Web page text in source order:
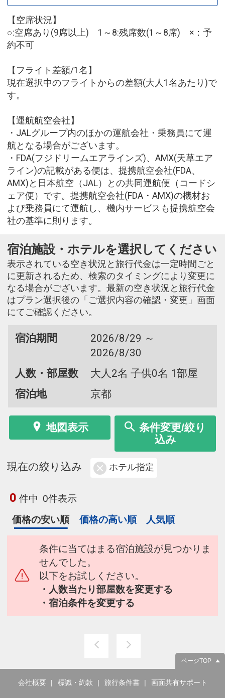
【空席状況】
○:空席あり(9席以上) 1～8:残席数(1～8席) ×：予
約不可
【フライト差額/1名】
現在選択中のフライトからの差額(大人1名あたり)で
す。
【運航航空会社】
・JALグループ内のほかの運航会社・乗務員にて運
航となる場合がございます。
・FDA(フジドリームエアラインズ)、AMX(天草エア
ライン)の記載がある便は、提携航空会社(FDA、
AMX)と日本航空（JAL）との共同運航便（コードシ
ェア便）です。提携航空会社(FDA・AMX)の機材お
よび乗務員にて運航し、機内サービスも提携航空会
社の基準に則ります。
宿泊施設・ホテルを選択してください
表示されている空き状況と旅行代金は一定時間ごと
に更新されるため、検索のタイミングにより変更に
なる場合がございます。最新の空き状況と旅行代金
はプラン選択後の「ご選択内容の確認・変更」画面
にてご確認ください。
宿泊期間
2026/8/29 ～
2026/8/30
人数・部屋数
大人2名 子供0名 1部屋
宿泊地
京都
地図表示
条件変更/絞り
込み
現在の絞り込み ホテル指定
0 件中 0件表示
価格の安い順
価格の高い順 人気順
条件に当てはまる宿泊施設が見つかりま
せんでした。
以下をお試しください。
・人数当たり部屋数を変更する
・宿泊条件を変更する
ページTOP
会社概要 標識・約款 旅行条件書 画面共有サポート